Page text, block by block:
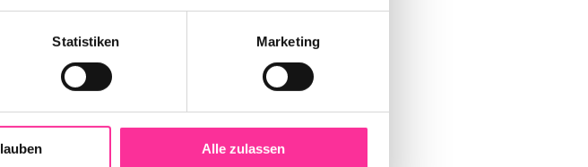
Statistiken Marketing
Alle zulassen